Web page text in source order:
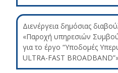
Διενέργεια δημόσιας
«Παροχή υπηρεσιών
για το έργο “Υποδομές
ULTRA-FAST